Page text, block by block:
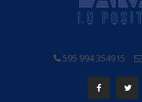
595 994 354915